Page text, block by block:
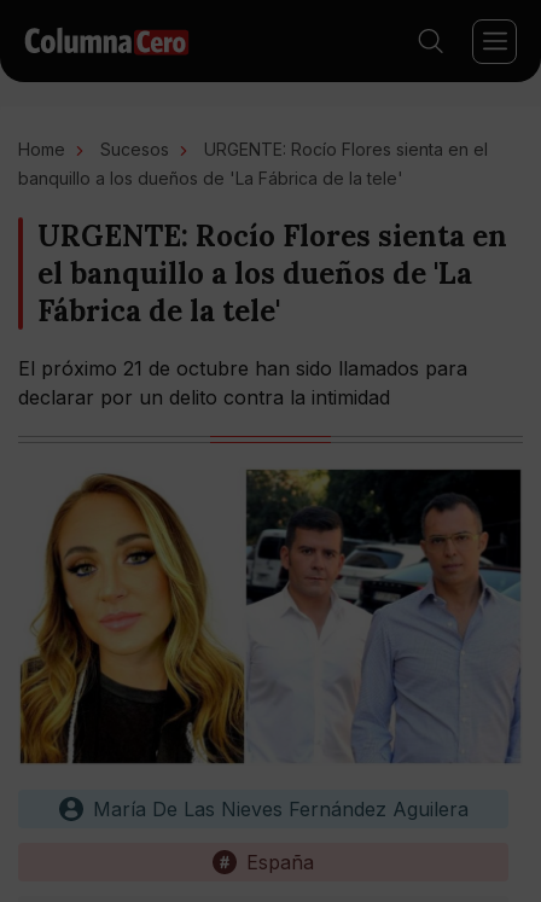
Home Sucesos
URGENTE: Rocío Flores sienta en el
banquillo a los dueños de 'La Fábrica de la tele'
URGENTE: Rocío Flores sienta en
el banquillo a los dueños de 'La
Fábrica de la tele'
El próximo 21 de octubre han sido llamados para
declarar por un delito contra la intimidad
María De Las Nieves Fernández Aguilera
España